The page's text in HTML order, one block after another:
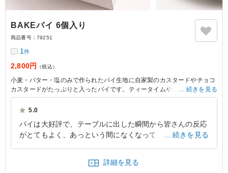
BAKEパイ 6個入り
商品番号： 79251
1件
2,800円 （税込）
小麦・バター・塩のみで作られたパイ生地に自家製のカスタードやチョコ
カスタードがたっぷりと入ったパイです。ティータイムやおやつのひとと
きに、心地よいバランスでお楽しみいただけます。
※保冷剤をお付けしますが、冷蔵庫で保管するとより美味しくお召し上が
りいただけます。
続きを見る
5.0
パイは大好評で、テーブルに出した瞬間から皆さんの反応
がとてもよく、あっという間になくなってしまいました。
続きを見る
詳細を見る